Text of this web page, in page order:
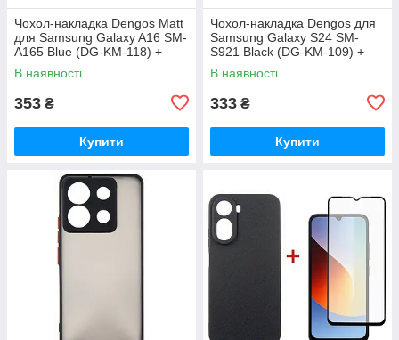
Чохол-накладка Dengos Matt
для Samsung Galaxy A16 SM-
A165 Blue (DG-KM-118) +
захисне скло
В наявності
353 ₴
Купити
Чохол-накладка Dengos для
Samsung Galaxy S24 SM-
S921 Black (DG-KM-109) +
захисне скло
В наявності
333 ₴
Купити